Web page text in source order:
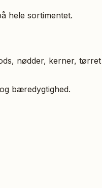
hele sortimentet.
nødder, kerner,
bæredygtighed.